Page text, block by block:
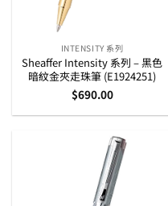
INTENSITY 系列
Sheaffer Intensity 系列 – 黑色
暗紋金夾走珠筆 (E1924251)
$690.00